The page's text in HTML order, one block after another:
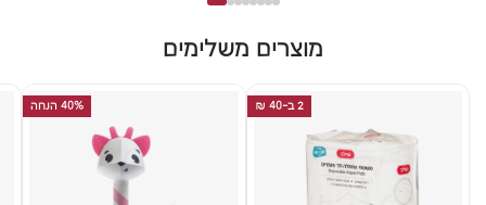
מוצרים משלימים
2 ב-40 ₪ 40% הנחה